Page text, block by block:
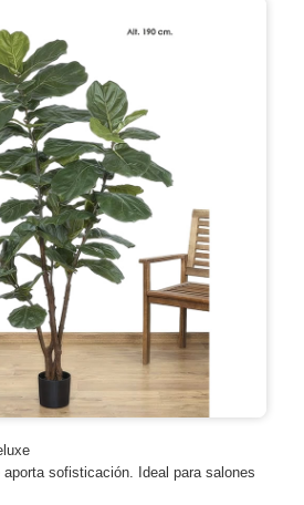
sofisticación. Ideal para salones